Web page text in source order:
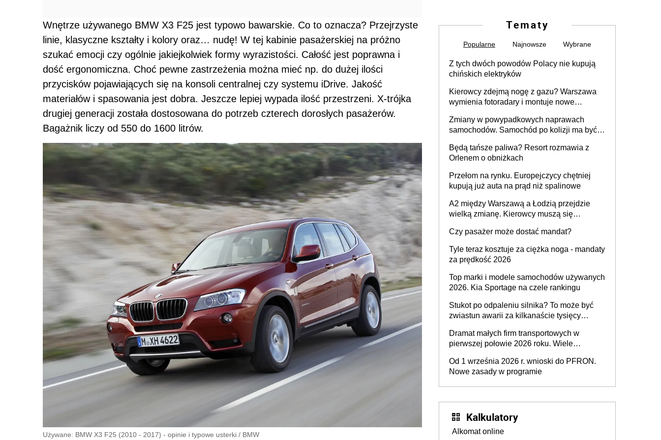
Wnętrze używanego BMW X3 F25 jest typowo bawarskie. Co to oznacza? Przejrzyste
linie, klasyczne kształty i kolory oraz… nudę! W tej kabinie pasażerskiej na próżno
szukać emocji czy ogólnie jakiejkolwiek formy wyrazistości. Całość jest poprawna i
dość ergonomiczna. Choć pewne zastrzeżenia można mieć np. do dużej ilości
przycisków pojawiających się na konsoli centralnej czy systemu iDrive. Jakość
materiałów i spasowania jest dobra. Jeszcze lepiej wypada ilość przestrzeni. X-trójka
drugiej generacji została dostosowana do potrzeb czterech dorosłych pasażerów.
Bagażnik liczy od 550 do 1600 litrów.
Używane: BMW X3 F25 (2010 - 2017) - opinie i typowe usterki / BMW
Tematy
Popularne Najnowsze Wybrane
Z tych dwóch powodów Polacy nie kupują
chińskich elektryków
Kierowcy zdejmą nogę z gazu? Warszawa
wymienia fotoradary i montuje nowe
Zmiany w powypadkowych naprawach
samochodów. Samochód po kolizji ma być
technologią producenta
Będą tańsze paliwa? Resort rozmawia z
Orlenem o obniżkach
Przełom na rynku. Europejczycy chętniej
kupują już auta na prąd niż spalinowe
A2 między Warszawą a Łodzią przejdzie
wielką zmianę. Kierowcy muszą się
Czy pasażer może dostać mandat?
Tyle teraz kosztuje za ciężka noga - mandaty
za prędkość 2026
Top marki i modele samochodów używanych
2026. Kia Sportage na czele rankingu
Stukot po odpaleniu silnika? To może być
zwiastun awarii za kilkanaście tysięcy
Dramat małych firm transportowych w
pierwszej połowie 2026 roku. Wiele
Od 1 września 2026 r. wnioski do PFRON.
Nowe zasady w programie
Kalkulatory
Alkomat online